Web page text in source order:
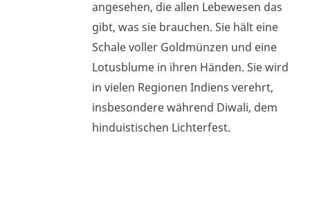
angesehen, die allen Lebewesen das
gibt, was sie brauchen. Sie hält eine
Schale voller Goldmünzen und eine
Lotusblume in ihren Händen. Sie wird
in vielen Regionen Indiens verehrt,
insbesondere während Diwali, dem
hinduistischen Lichterfest.